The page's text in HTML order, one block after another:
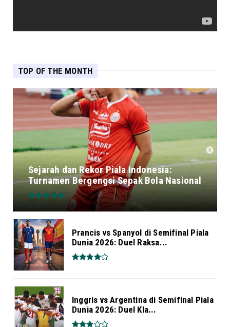
TOP OF THE MONTH
Sejarah dan Rekor Piala Indonesia:
Turnamen Bergengsi Sepak Bola Nasional
Prancis vs Spanyol di Semifinal Piala
Dunia 2026: Duel Raksa...
Inggris vs Argentina di Semifinal Piala
Dunia 2026: Duel Kla...